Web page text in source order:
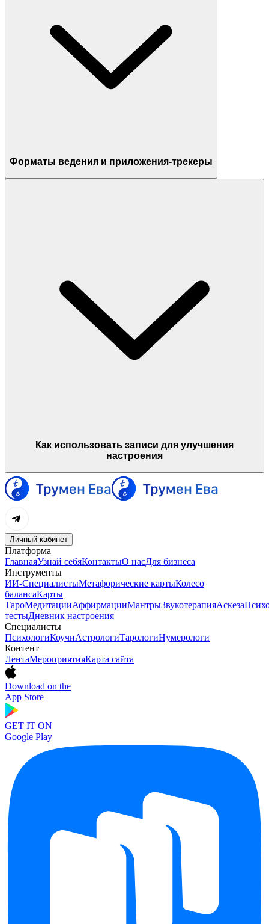
Форматы ведения и приложения-трекеры
Как использовать записи для улучшения
настроения
Личный кабинет
Платформа
ГлавнаяУзнай себяКонтактыО насДля бизнеса
Инструменты
ИИ-СпециалистыМетафорические картыКолесо
балансаКарты
ТароМедитацииАффирмацииМантрыЗвукотерапияАскеза
тестыДневник настроения
Специалисты
ПсихологиКоучиАстрологиТарологиНумерологи
Контент
ЛентаМероприятияКарта сайта
Download on the
App Store
GET IT ON
Google Play